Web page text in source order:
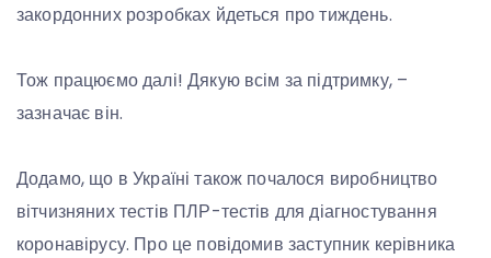
закордонних розробках йдеться про тиждень.
Тож працюємо далі! Дякую всім за підтримку, –
зазначає він.
Додамо, що в Україні також почалося виробництво
вітчизняних тестів ПЛР-тестів для діагностування
коронавірусу. Про це повідомив заступник керівника